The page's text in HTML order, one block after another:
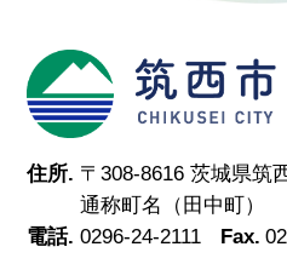
住所. 〒308-8616 茨城県筑
通称町名（田中町）
電話. 0296-24-2111 Fax.